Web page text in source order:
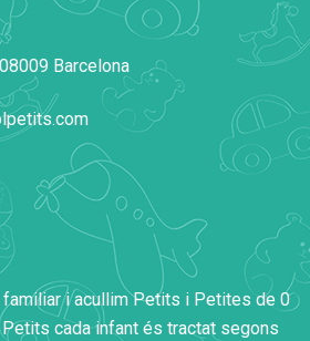
Barcelona
i acullim Petits i Petites de 0
cada infant és tractat segons